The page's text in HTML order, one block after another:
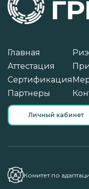
Главная
Аттестация
Сертификация
Партнеры
Личный кабинет
Комитет по